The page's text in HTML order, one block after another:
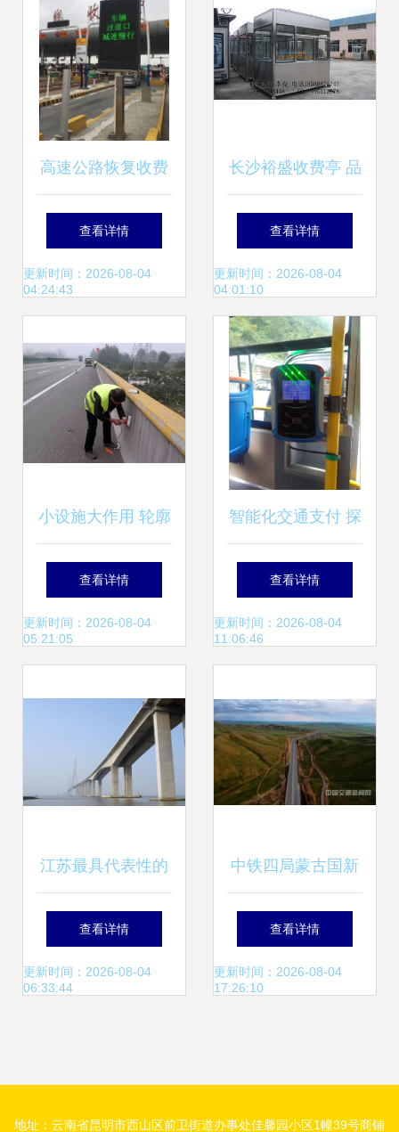
备_交通运输_供应
_中国贸易网
高速公路恢复收费
后 堵不堵车？看市
交通委指挥中心最
查看详情
更新时间：2026-08-04
04:24:43
长沙裕盛收费亭 品
质铸就湖南交通设
施新标杆
查看详情
更新时间：2026-08-04
04:01:10
小设施大作用 轮廓
标在交通安全中的
不可忽视价值
查看详情
更新时间：2026-08-04
05:21:05
智能化交通支付 探
析公交收费机、读
卡器与刷卡器的发
查看详情
更新时间：2026-08-04
11:06:46
江苏最具代表性的
长江大桥 昔日壮举
成为拥堵收费之谜
查看详情
更新时间：2026-08-04
06:33:44
中铁四局蒙古国新
机场高速公路 连接
未来的草原丝路
查看详情
更新时间：2026-08-04
17:26:10
地址：云南省昆明市西山区前卫街道办事处佳馨园小区1幢39号商铺